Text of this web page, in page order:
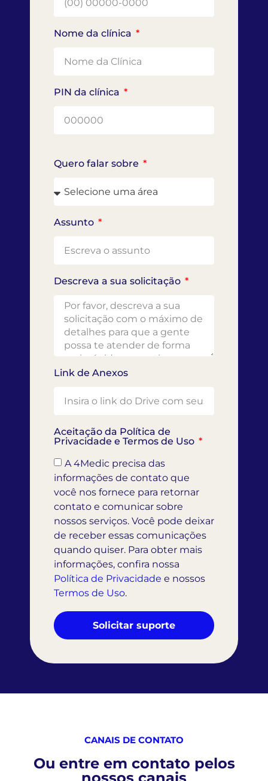
Nome da clínica
PIN da clínica
Quero falar sobre
Assunto
Descreva a sua solicitação
Link de Anexos
Aceitação da Política de
Privacidade e Termos de Uso
A 4Medic precisa das
informações de contato que
você nos fornece para retornar
contato e comunicar sobre
nossos serviços. Você pode deixar
de receber essas comunicações
quando quiser. Para obter mais
informações, confira nossa
Política de Privacidade e nossos
Termos de Uso.
Solicitar suporte
CANAIS DE CONTATO
Ou entre em contato pelos